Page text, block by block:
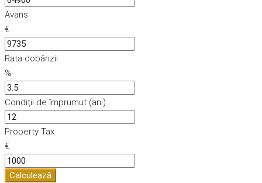
Avans
€
Rata dobânzii
%
Condiții de împrumut (ani)
Property Tax
€
Calculează